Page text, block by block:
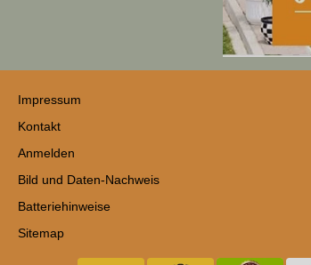
Impressum
Kontakt
Anmelden
Bild und Daten-Nachweis
Batteriehinweise
Sitemap